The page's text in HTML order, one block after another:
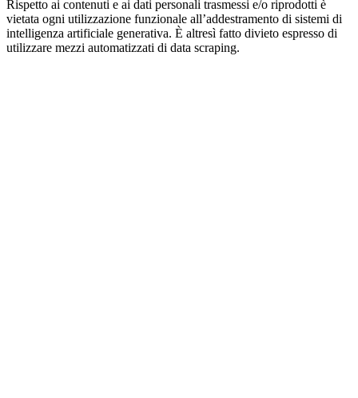
Rispetto ai contenuti e ai dati personali trasmessi e/o riprodotti è
vietata ogni utilizzazione funzionale all’addestramento di sistemi di
intelligenza artificiale generativa. È altresì fatto divieto espresso di
utilizzare mezzi automatizzati di data scraping.